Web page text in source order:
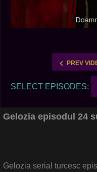
PREV
SELECT EPISODES:
Gelozia episodul 24
Gelozia serial turcesc